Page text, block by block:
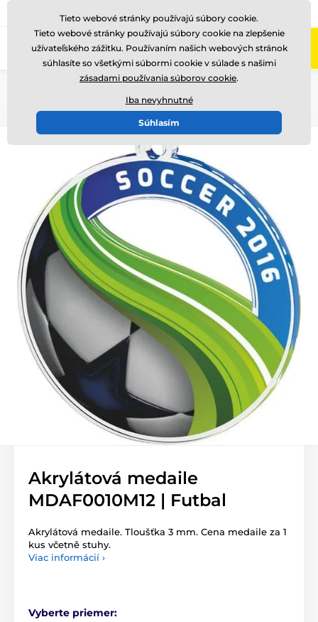
Zavolajte nám (Po-Pi 8-17) +421220255160
Akrylátová medaile
MDAF0010M12 | Futbal
Akrylátová medaile. Tloušťka 3 mm. Cena medaile za 1
kus včetně stuhy.
Viac informácií ›
Vyberte priemer:
Tieto webové stránky používajú súbory cookie.
Tieto webové stránky používajú súbory cookie na zlepšenie
užívateľského zážitku. Používaním našich webových stránok
súhlasíte so všetkými súbormi cookie v súlade s našimi
zásadami používania súborov cookie.
Iba nevyhnutné
Súhlasím